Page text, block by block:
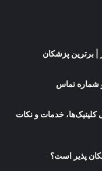
| برترین پزشکان
شماره تماس
کلینیک‌ها، خدمات و نکات
پذیر است؟